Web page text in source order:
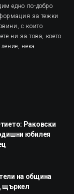
едно по-добро
за тежки
с които
ни за това, което
нека
Раковски
юбилея
на община
щъркел